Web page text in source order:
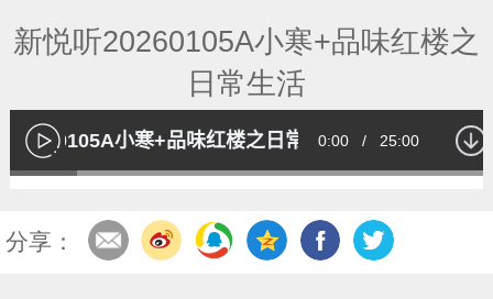
专题
新悦听20260105A小寒+品味红楼之
日常生活
播
放
20260105A小寒+品味红楼之日常生活Current
0:00 / Duration
25:00
Loaded:
分享：